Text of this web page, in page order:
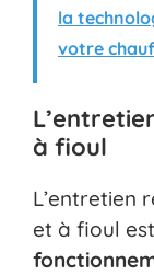
la
votre
à fioul
L’entretien
et à fioul